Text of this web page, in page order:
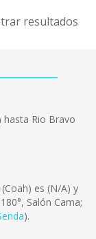
resultados
hasta Rio Bravo
es (N/A) y
Salón Cama;
).